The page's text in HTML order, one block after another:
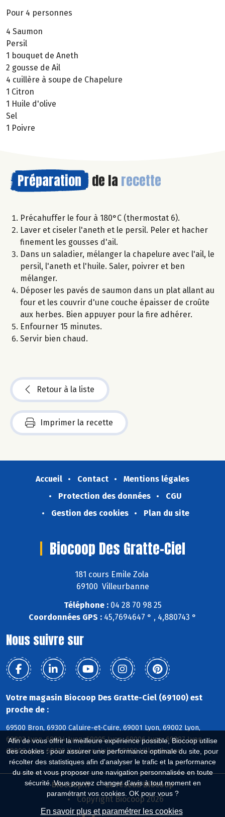
Afin de vous offrir la meilleure expérience possible, Biocoop utilise
des cookies : pour assurer une performance optimale du site, pour
récolter des statistiques afin d'analyser le trafic et la performance
du site et vous proposer une navigation personnalisée en toute
sécurité. Vous pouvez changer d'avis à tout moment en
paramétrant vos cookies. OK pour vous ?
En savoir plus et paramétrer les cookies
Pour 4 personnes
4 Saumon
Persil
1 bouquet de Aneth
2 gousse de Ail
4 cuillère à soupe de Chapelure
1 Citron
1 Huile d'olive
Sel
1 Poivre
Préparation de la recette
Précahuffer le four à 180°C (thermostat 6).
Laver et ciseler l'aneth et le persil. Peler et hacher
finement les gousses d'ail.
Dans un saladier, mélanger la chapelure avec l'ail, le
persil, l'aneth et l'huile. Saler, poivrer et ben
mélanger.
Déposer les pavés de saumon dans un plat allant au
four et les couvrir d'une couche épaisser de croûte
aux herbes. Bien appuyer pour la fire adhérer.
Enfourner 15 minutes.
Servir bien chaud.
Retour à la liste
Imprimer la recette
Accueil Contact
Mentions légales
Protection des données
CGU
Gestion des cookies
Plan du site
Biocoop Des Gratte-Ciel
181 cours Emile Zola
69100 Villeurbanne
Téléphone :04 28 70 98 25
Coordonnées GPS : 45,7694647 ° , 4,880743 °
Nous suivre sur
Votre magasin Biocoop Des Gratte-Ciel (69100) est
proche de :
69500 Bron, 69300 Caluire-et-Cuire, 69001 Lyon, 69002 Lyon,
69003 Lyon, 69004 Lyon, 69005 Lyon, 69006 Lyon, 69007 Lyon,
69008 Lyon, 69120 Vaulx-en-Velin, 69100 Villeurbanne
Biocoop.fr
Le réseau Biocoop
Copyright Biocoop 2026